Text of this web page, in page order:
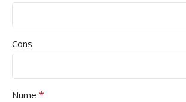
Cons
Nume *